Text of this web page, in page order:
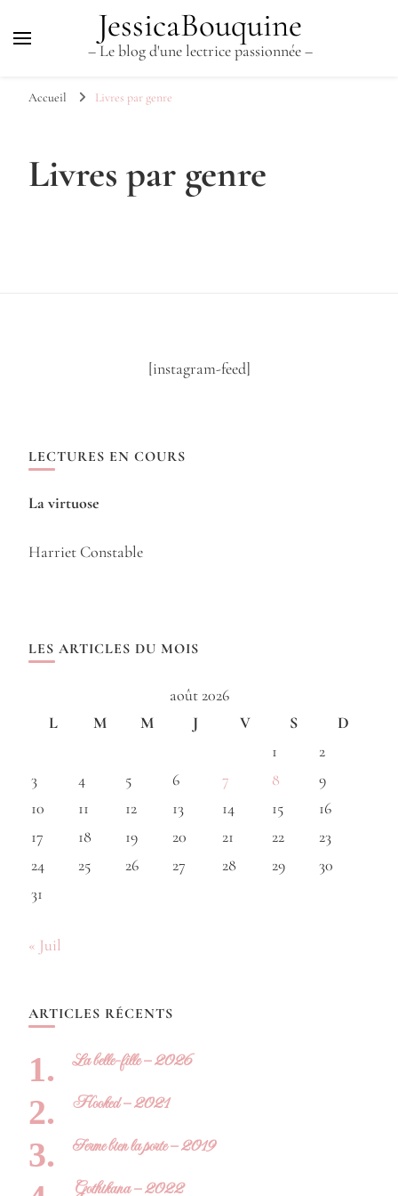
JessicaBouquine
– Le blog d'une lectrice passionnée –
Accueil Livres par genre
Livres par genre
[instagram-feed]
LECTURES EN COURS
La virtuose
Harriet Constable
LES ARTICLES DU MOIS
août 2026
L
M M J V S
D
1
2
3
4 5 6 7 8
9
10
11 12 13 14 15
16
17
18 19 20 21 22
23
24
25 26 27 28 29
30
31
« Juil
ARTICLES RÉCENTS
La belle-fille – 2026
Hooked – 2021
Ferme bien la porte – 2019
Gothikana – 2022